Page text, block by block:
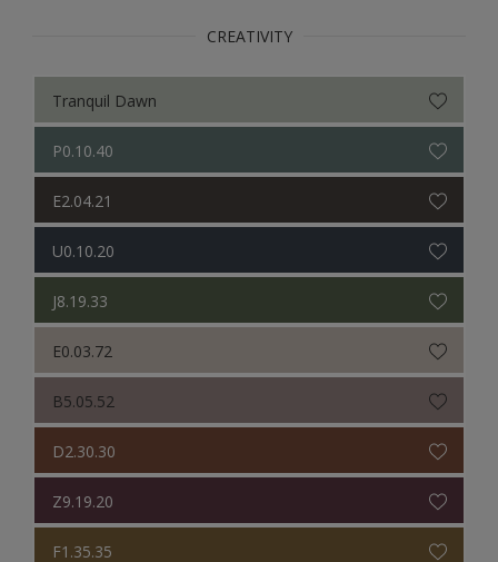
CREATIVITY
Tranquil Dawn
P0.10.40
E2.04.21
U0.10.20
J8.19.33
E0.03.72
B5.05.52
D2.30.30
Z9.19.20
F1.35.35